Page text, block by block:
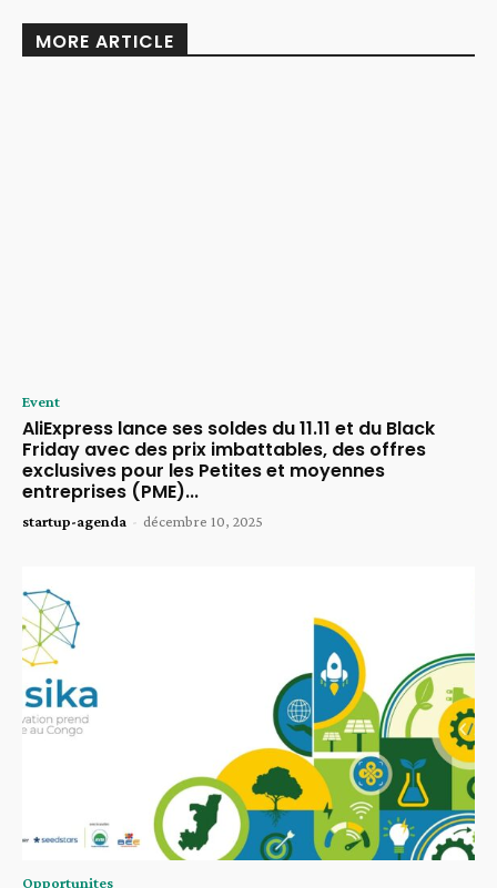
MORE ARTICLE
Event
AliExpress lance ses soldes du 11.11 et du Black
Friday avec des prix imbattables, des offres
exclusives pour les Petites et moyennes
entreprises (PME)...
startup-agenda - décembre 10, 2025
Opportunites